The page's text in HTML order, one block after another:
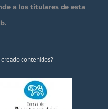
a los titulares de esta
contenidos?